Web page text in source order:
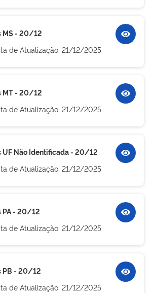
MS - 20/12
de Atualização: 21/12/2025
MT - 20/12
de Atualização: 21/12/2025
UF Não Identificada - 20/12
de Atualização: 21/12/2025
PA - 20/12
de Atualização: 21/12/2025
PB - 20/12
de Atualização: 21/12/2025